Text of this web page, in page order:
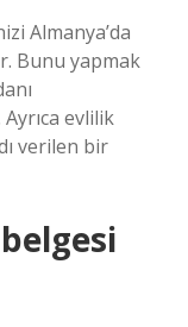
Almanya’da
Bunu yapmak
evlilik
verilen bir